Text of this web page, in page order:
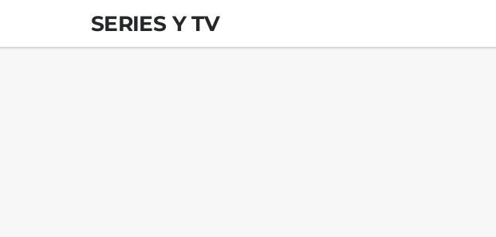
SERIES Y TV